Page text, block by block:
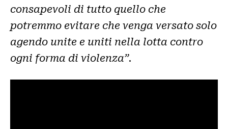
consapevoli di tutto quello che
potremmo evitare che venga versato solo
agendo unite e uniti nella lotta contro
ogni forma di violenza”.